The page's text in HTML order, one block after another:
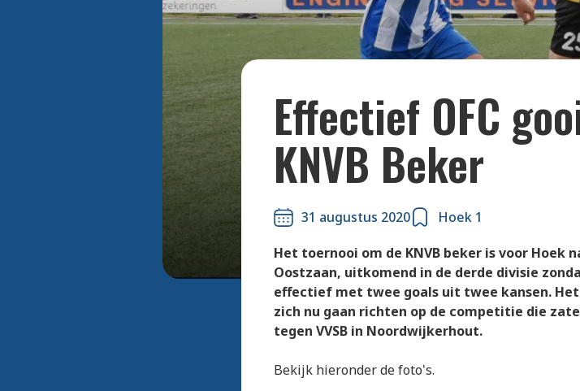
Steve Schalkwijk, de van Goes
deze middag in de basis starten.
Effectief OFC
KNVB Beker
31 augustus 2020
Hoek 1
Het toernooi om de KNVB beker is voor Hoek
Oostzaan, uitkomend in de derde divisie
effectief met twee goals uit twee kansen.
zich nu gaan richten op de competitie die
tegen VVSB in Noordwijkerhout.
Bekijk hieronder de foto's.